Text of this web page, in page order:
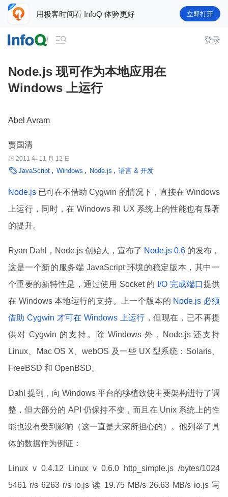
用极客时间看 InfoQ 体验更好 立即打开
 登录
Node.js 现可作为本地应用在
Windows 上运行
Abel Avram
贾国清
 2011 年 11 月 12 日
JavaScript Windows Node.js 语言 & 开发
Node.js 已可在不借助 Cygwin 的情况下，直接在 Windows
上运行，同时，在 Windows 和 UX 系统上的性能也有显著
的提升。
Ryan Dahl，Node.js 创始人，宣布了 Node.js 0.6 的发布，
这是一个新的服务端 JavaScript 环境的稳定版本，其中一
个重要的新特性是，通过使用 Socket 的 I/O 完成端口提供
在 Windows 本地运行的支持。上一个版本的 Node.js 必须
借助 Cygwin 才可在 Windows 上运行 ，但现在，已不再提
供对 Cygwin 的支持。除 Windows 外，Node.js 还支持
Linux、Mac OS X、webOS 及一些 UX 型系统：Solaris、
FreeBSD 和 OpenBSD。
Dahl 提到，向 Windows 平台的移植致使主要架构进行了调
整，但大部分的 API 仍保持不变，而且在 Unix 系统上的性
能也没有受到影响（这一直是大家所担心的）。他列举了具
体的数据作为例证：
Linux v 0.4.12 Linux v 0.6.0 http_simple.js /bytes/1024
5461 r/s 6263 r/s io.js 读 19.75 MB/s 26.63 MB/s io.js 写